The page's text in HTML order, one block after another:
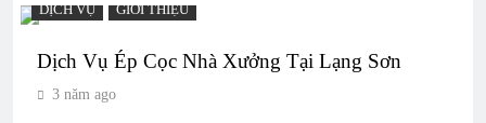
DỊCH VỤ GIỚI THIỆU
Dịch Vụ Ép Cọc Nhà Xưởng Tại Lạng Sơn
3 năm ago